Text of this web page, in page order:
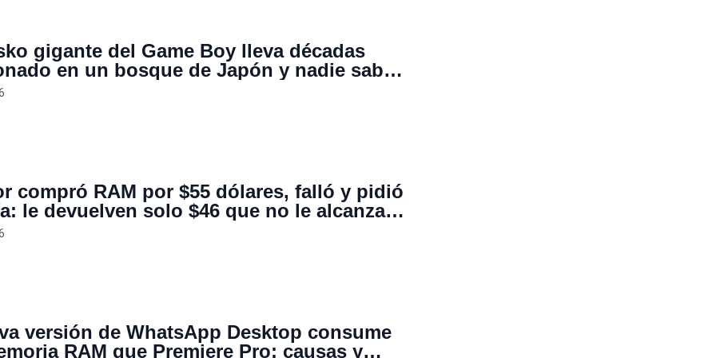
gigante del Game Boy lleva décadas
en un bosque de Japón y nadie sabe
ahí
compró RAM por $55 dólares, falló y pidió
le devuelven solo $46 que no le alcanza
la misma memoria porque ahora
versión de WhatsApp Desktop consume
RAM que Premiere Pro: causas y